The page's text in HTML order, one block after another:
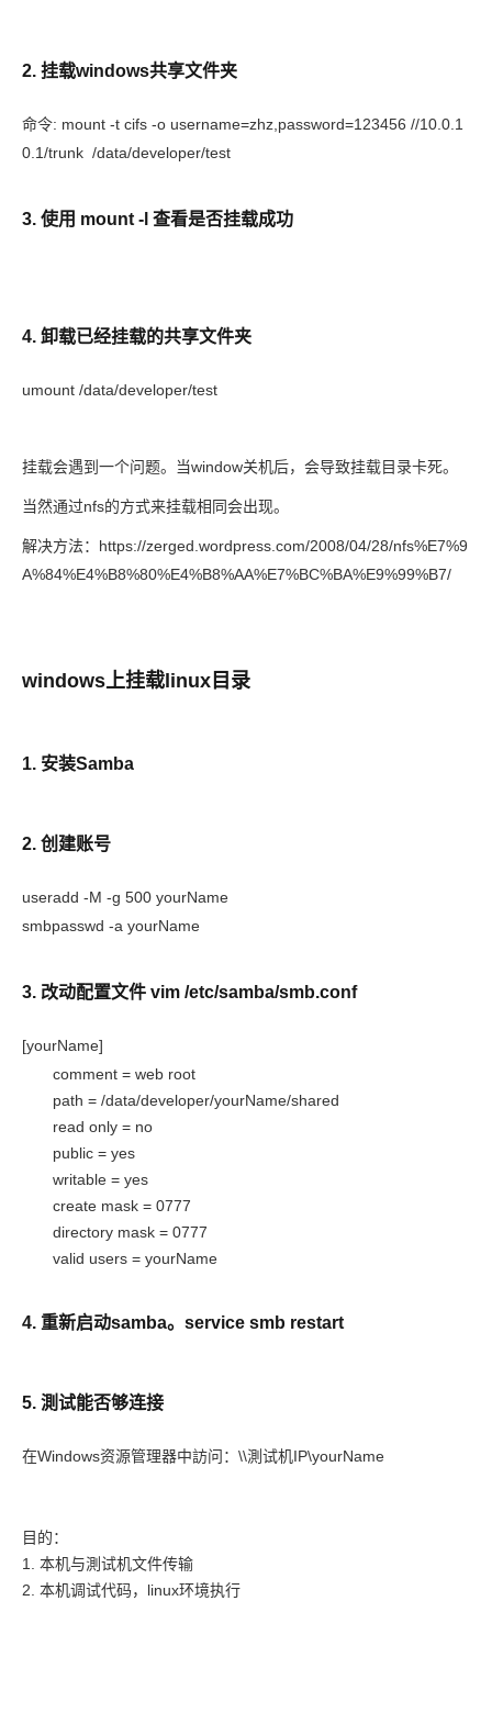
2. 挂载windows共享文件夹
命令: mount -t cifs -o username=zhz,password=123456 //10.0.1
0.1/trunk /data/developer/test
3. 使用 mount -l 查看是否挂载成功
4. 卸载已经挂载的共享文件夹
umount /data/developer/test
挂载会遇到一个问题。当window关机后，会导致挂载目录卡死。
当然通过nfs的方式来挂载相同会出现。
解决方法：https://zerged.wordpress.com/2008/04/28/nfs%E7%9
A%84%E4%B8%80%E4%B8%AA%E7%BC%BA%E9%99%B7/
windows上挂载linux目录
1. 安装Samba
2. 创建账号
useradd -M -g 500 yourName
smbpasswd -a yourName
3. 改动配置文件 vim /etc/samba/smb.conf
[yourName]
comment = web root
path = /data/developer/yourName/shared
read only = no
public = yes
writable = yes
create mask = 0777
directory mask = 0777
valid users = yourName
4. 重新启动samba。service smb restart
5. 測试能否够连接
在Windows资源管理器中訪问：\\測试机IP\yourName
目的：
1. 本机与測试机文件传输
2. 本机调试代码，linux环境执行